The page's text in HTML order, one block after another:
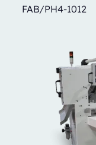
FAB/PH4-1012